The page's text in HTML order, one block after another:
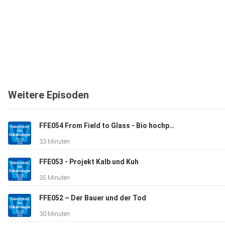
Weitere Episoden
FFE054 From Field to Glass - Bio hochprozentig
33 Minuten
FFE053 - Projekt Kalb und Kuh
35 Minuten
FFE052 – Der Bauer und der Tod
30 Minuten